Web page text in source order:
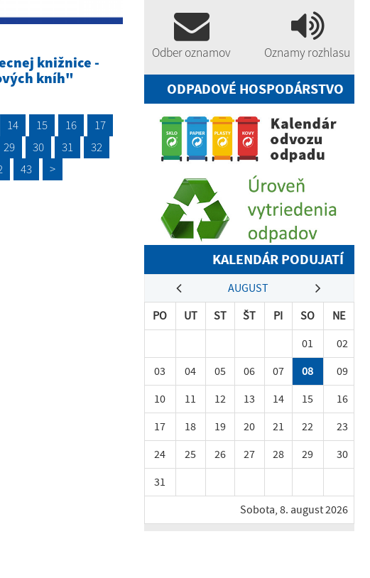
knižnice -
kníh"
14 15 16
17
29 30 31
32
43 >
Odber oznamov Oznamy rozhlasu
ODPADOVÉ HOSPODÁRSTVO
KALENDÁR PODUJATÍ
AUGUST
PO
UT ST ŠT PI SO
NE
01
02
03
04 05 06 07 08
09
10
11 12 13 14 15
16
17
18 19 20 21 22
23
24
25 26 27 28 29
30
31
Sobota, 8. august 2026